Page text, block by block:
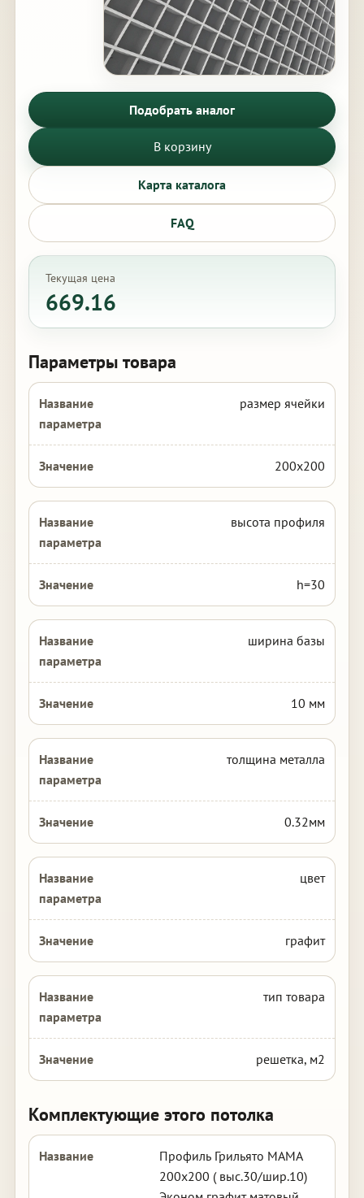
Подобрать аналог
В корзину
Карта каталога
FAQ
Текущая цена
669.16
Параметры товара
размер ячейки
200х200
высота профиля
h=30
ширина базы
10 мм
толщина металла
0.32мм
цвет
графит
тип товара
решетка, м2
Комплектующие этого потолка
Профиль Грильято МАМА
200х200 ( выс.30/шир.10)